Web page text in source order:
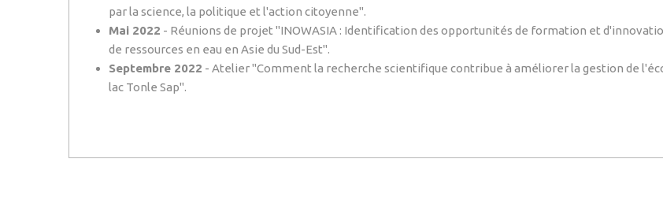
par la science, la politique et l'action citoyenne".
Mai 2022 - Réunions de projet "INOWASIA : Identification des opportunités de formation et
de ressources en eau en Asie du Sud-Est".
Septembre 2022 - Atelier "Comment la recherche scientifique contribue à améliorer la gestion de
lac Tonle Sap".